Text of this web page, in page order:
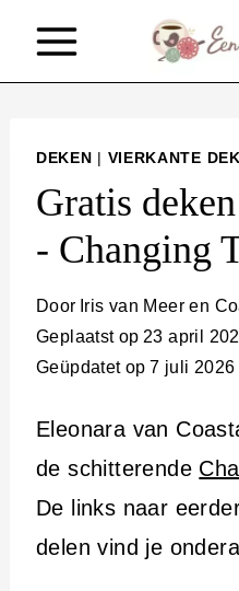
DEKEN | VIERKANTE
Gratis
- Changing
Door Iris van Meer en
Geplaatst op 23 april
Geüpdatet op 7 juli 2026
Eleonara van
de schitterende
De links naar
delen vind je